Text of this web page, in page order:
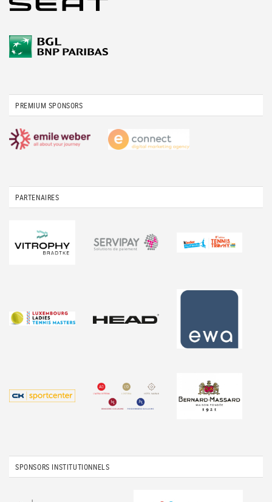
PREMIUM SPONSORS
PARTENAIRES
SPONSORS INSTITUTIONNELS